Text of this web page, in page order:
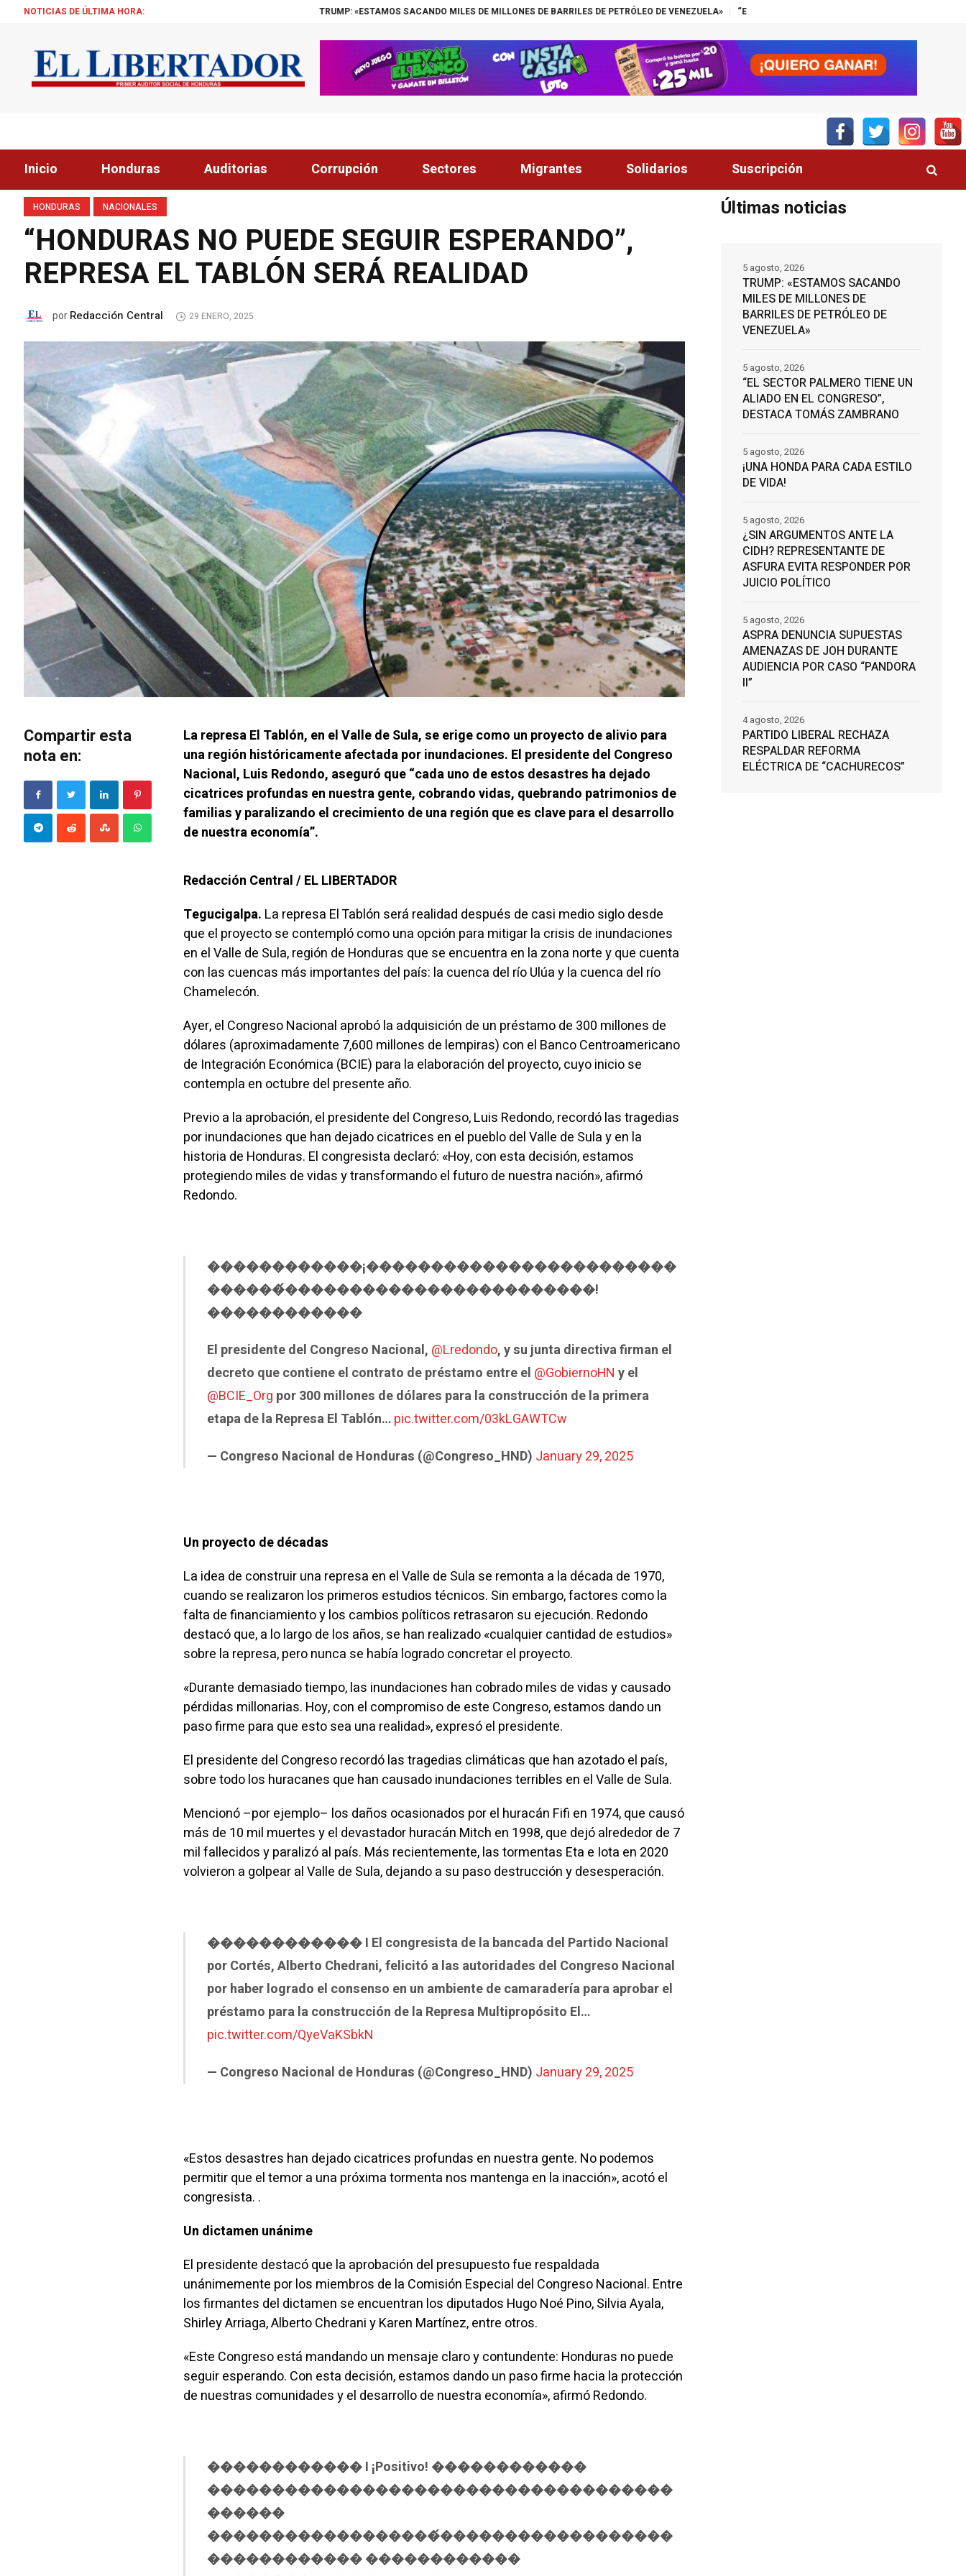
NOTICIAS DE ÚLTIMA HORA: TRUMP: «ESTAMOS SACANDO MILES DE MILLONES DE BARRILES DE PETRÓLEO DE VENEZUELA» “EL SECTOR PALMERO TIENE UN ALIADO EN EL CONGRESO”, DESTACA
Inicio Honduras Auditorias Corrupción Sectores Migrantes Solidarios Suscripción
HONDURAS NACIONALES
“HONDURAS NO PUEDE SEGUIR ESPERANDO”,
REPRESA EL TABLÓN SERÁ REALIDAD
porRedacción Central 29 ENERO, 2025
Compartir esta
nota en:
La represa El Tablón, en el Valle de Sula, se erige como un proyecto de alivio para
una región históricamente afectada por inundaciones. El presidente del Congreso
Nacional, Luis Redondo, aseguró que “cada uno de estos desastres ha dejado
cicatrices profundas en nuestra gente, cobrando vidas, quebrando patrimonios de
familias y paralizando el crecimiento de una región que es clave para el desarrollo
de nuestra economía”.
Redacción Central / EL LIBERTADOR
Tegucigalpa. La represa El Tablón será realidad después de casi medio siglo desde
que el proyecto se contempló como una opción para mitigar la crisis de inundaciones
en el Valle de Sula, región de Honduras que se encuentra en la zona norte y que cuenta
con las cuencas más importantes del país: la cuenca del río Ulúa y la cuenca del río
Chamelecón.
Ayer, el Congreso Nacional aprobó la adquisición de un préstamo de 300 millones de
dólares (aproximadamente 7,600 millones de lempiras) con el Banco Centroamericano
de Integración Económica (BCIE) para la elaboración del proyecto, cuyo inicio se
contempla en octubre del presente año.
Previo a la aprobación, el presidente del Congreso, Luis Redondo, recordó las tragedias
por inundaciones que han dejado cicatrices en el pueblo del Valle de Sula y en la
historia de Honduras. El congresista declaró: «Hoy, con esta decisión, estamos
protegiendo miles de vidas y transformando el futuro de nuestra nación», afirmó
Redondo.
������������¡������������������������
������́������������������������!
������������
El presidente del Congreso Nacional, @Lredondo, y su junta directiva firman el
decreto que contiene el contrato de préstamo entre el @GobiernoHN y el
@BCIE_Org por 300 millones de dólares para la construcción de la primera
etapa de la Represa El Tablón…pic.twitter.com/03kLGAWTCw
— Congreso Nacional de Honduras (@Congreso_HND) January 29, 2025
Un proyecto de décadas
La idea de construir una represa en el Valle de Sula se remonta a la década de 1970,
cuando se realizaron los primeros estudios técnicos. Sin embargo, factores como la
falta de financiamiento y los cambios políticos retrasaron su ejecución. Redondo
destacó que, a lo largo de los años, se han realizado «cualquier cantidad de estudios»
sobre la represa, pero nunca se había logrado concretar el proyecto.
«Durante demasiado tiempo, las inundaciones han cobrado miles de vidas y causado
pérdidas millonarias. Hoy, con el compromiso de este Congreso, estamos dando un
paso firme para que esto sea una realidad», expresó el presidente.
El presidente del Congreso recordó las tragedias climáticas que han azotado el país,
sobre todo los huracanes que han causado inundaciones terribles en el Valle de Sula.
Mencionó –por ejemplo– los daños ocasionados por el huracán Fifi en 1974, que causó
más de 10 mil muertes y el devastador huracán Mitch en 1998, que dejó alrededor de 7
mil fallecidos y paralizó al país. Más recientemente, las tormentas Eta e Iota en 2020
volvieron a golpear al Valle de Sula, dejando a su paso destrucción y desesperación.
������️������ I El congresista de la bancada del Partido Nacional
por Cortés, Alberto Chedrani, felicitó a las autoridades del Congreso Nacional
por haber logrado el consenso en un ambiente de camaradería para aprobar el
préstamo para la construcción de la Represa Multipropósito El…
pic.twitter.com/QyeVaKSbkN
— Congreso Nacional de Honduras (@Congreso_HND) January 29, 2025
«Estos desastres han dejado cicatrices profundas en nuestra gente. No podemos
permitir que el temor a una próxima tormenta nos mantenga en la inacción», acotó el
congresista. .
Un dictamen unánime
El presidente destacó que la aprobación del presupuesto fue respaldada
unánimemente por los miembros de la Comisión Especial del Congreso Nacional. Entre
los firmantes del dictamen se encuentran los diputados Hugo Noé Pino, Silvia Ayala,
Shirley Arriaga, Alberto Chedrani y Karen Martínez, entre otros.
«Este Congreso está mandando un mensaje claro y contundente: Honduras no puede
seguir esperando. Con esta decisión, estamos dando un paso firme hacia la protección
de nuestras comunidades y el desarrollo de nuestra economía», afirmó Redondo.
������������ I ¡Positivo! ������������
������������������������������������
������
������������������́������������������
������������ ������������
Últimas noticias
TRUMP: «ESTAMOS SACANDO
MILES DE MILLONES DE
BARRILES DE PETRÓLEO DE
VENEZUELA»
5 agosto, 2026
“EL SECTOR PALMERO TIENE UN
ALIADO EN EL CONGRESO”,
DESTACA TOMÁS ZAMBRANO
5 agosto, 2026
¡UNA HONDA PARA CADA ESTILO
DE VIDA!
5 agosto, 2026
¿SIN ARGUMENTOS ANTE LA
CIDH? REPRESENTANTE DE
ASFURA EVITA RESPONDER POR
JUICIO POLÍTICO
5 agosto, 2026
ASPRA DENUNCIA SUPUESTAS
AMENAZAS DE JOH DURANTE
AUDIENCIA POR CASO “PANDORA
II”
5 agosto, 2026
PARTIDO LIBERAL RECHAZA
RESPALDAR REFORMA
ELÉCTRICA DE “CACHURECOS”
4 agosto, 2026